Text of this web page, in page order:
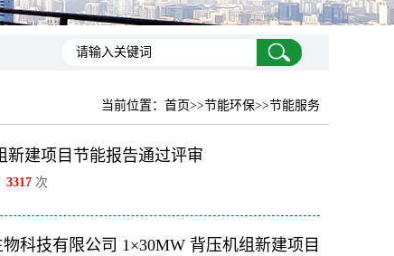
当前位置： 首页>>节能环保>>节能服务
新建项目节能报告通过评审
3317 次
科技有限公司 1×30MW 背压机组新建项目